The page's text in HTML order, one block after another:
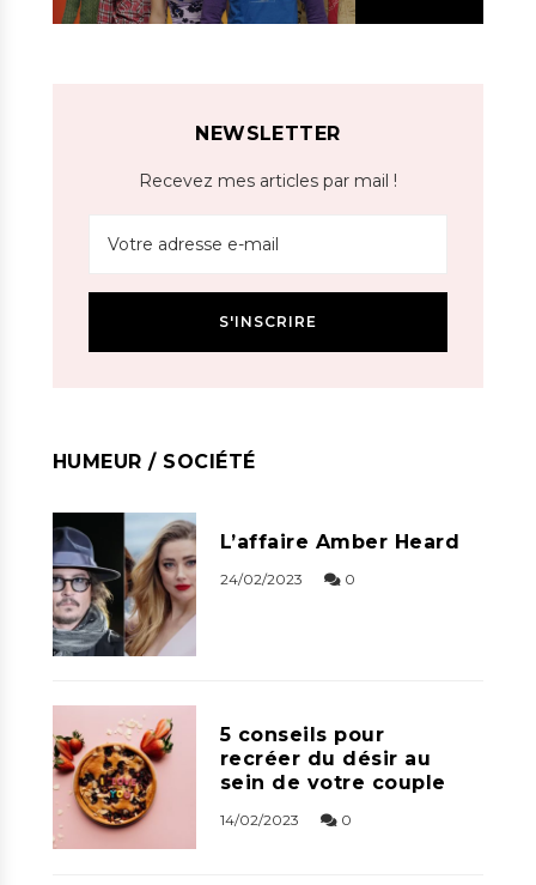
NEWSLETTER
Recevez mes articles par mail !
HUMEUR / SOCIÉTÉ
L’affaire Amber Heard
24/02/2023 0
5 conseils pour
recréer du désir au
sein de votre couple
14/02/2023 0